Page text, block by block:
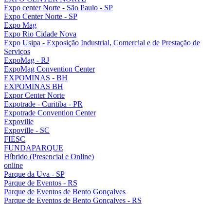
Expo center Norte - São Paulo - SP
Expo Center Norte - SP
Expo Mag
Expo Rio Cidade Nova
Expo Usipa - Exposição Industrial, Comercial e de Prestação de
Serviços
ExpoMag - RJ
ExpoMag Convention Center
EXPOMINAS - BH
EXPOMINAS BH
Expor Center Norte
Expotrade - Curitiba - PR
Expotrade Convention Center
Expoville
Expoville - SC
FIESC
FUNDAPARQUE
Híbrido (Presencial e Online)
online
Parque da Uva - SP
Parque de Eventos - RS
Parque de Eventos de Bento Gonçalves
Parque de Eventos de Bento Gonçalves - RS